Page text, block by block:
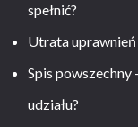
spełnić?
Utrata
Spis
udziału?